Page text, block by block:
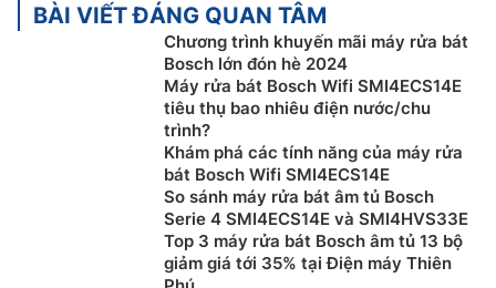
Hệ thống điều khiển bằng nút nhấn
Máy rửa bát Bosch giá rẻ SMI4ECS14E được trang bị
hệ thống điều khiển bằng nút nhấn cho phép người
dùng có thể dễ dàng lựa chọn chức năng rửa phù hợp
với nhu cầu sử dụng của mình. Bên cạnh đó, màn hình
7 nét(7-Segment) sẽ hiển thị thời gian rửa và các chế
độ đang hoạt động giúp người dùng có thể theo dõi
quá trình hoạt động của máy.
BÀI VIẾT ĐÁNG QUAN TÂM
Chương trình khuyến mãi máy rửa bát
Bosch lớn đón hè 2024
Máy rửa bát Bosch Wifi SMI4ECS14E
tiêu thụ bao nhiêu điện nước/chu
trình?
Khám phá các tính năng của máy rửa
bát Bosch Wifi SMI4ECS14E
So sánh máy rửa bát âm tủ Bosch
Serie 4 SMI4ECS14E và SMI4HVS33E
Top 3 máy rửa bát Bosch âm tủ 13 bộ
giảm giá tới 35% tại Điện máy Thiên